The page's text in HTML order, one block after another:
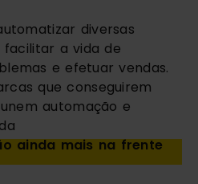
diversas
facilitar a vida de
e efetuar vendas.
que conseguirem
automação e
ainda mais na frente